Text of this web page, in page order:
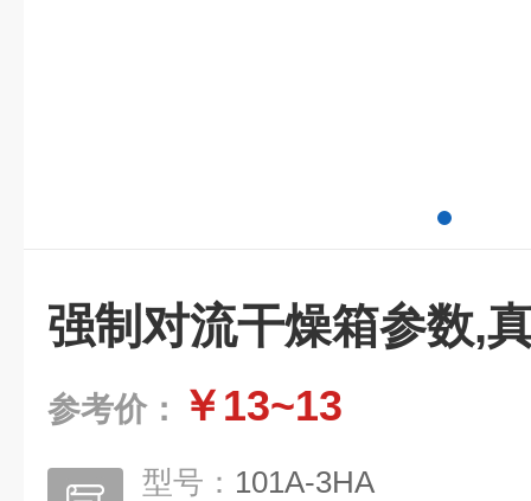
强制对流干燥箱参数,
参考价： ￥13~13
型号： 101A-3HA